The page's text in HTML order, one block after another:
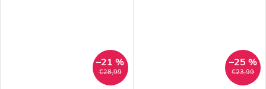
€28,99
–21 %
€23,99
–25 %